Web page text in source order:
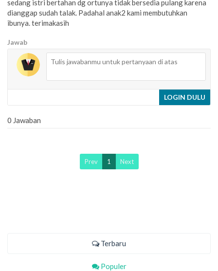
sedang istri bertahan dg ortunya tidak bersedia pulang karena
dianggap sudah talak. Padahal anak2 kami membutuhkan
ibunya. terimakasih
Jawab
LOGIN DULU
0 Jawaban
Prev 1 Next
Terbaru
Populer